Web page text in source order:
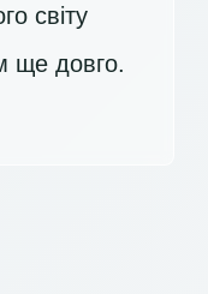
світу
ще довго.